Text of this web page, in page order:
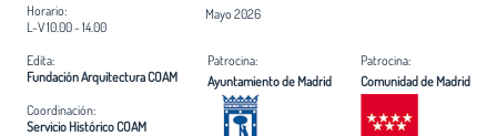
Horario:
L-V 10.00 - 14.00
Mayo 2026
Edita:
Fundación Arquitectura COAM
Coordinación:
Servicio Histórico COAM
Patrocina:
Ayuntamiento de Madrid
Patrocina:
Comunidad de Madrid